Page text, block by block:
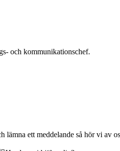
och kommunikationschef.
lämna ett meddelande så hör vi av